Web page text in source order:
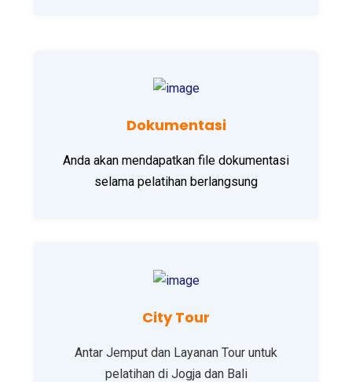
Dokumentasi
Anda akan mendapatkan file dokumentasi
selama pelatihan berlangsung
City Tour
Antar Jemput dan Layanan Tour untuk
pelatihan di Jogja dan Bali